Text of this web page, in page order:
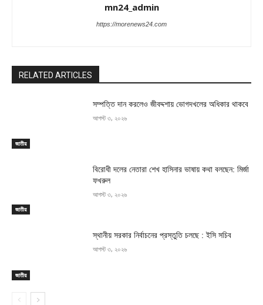
mn24_admin
https://morenews24.com
RELATED ARTICLES
জাতীয়
সম্পত্তি দান করলেও জীবদ্দশায় ভোগদখলের অধিকার থাকবে
আগস্ট ৩, ২০২৬
জাতীয়
বিরোধী দলের নেতারা শেখ হাসিনার ভাষায় কথা বলছেন: মির্জা
ফখরুল
আগস্ট ৩, ২০২৬
জাতীয়
স্থানীয় সরকার নির্বাচনের প্রস্তুতি চলছে : ইসি সচিব
আগস্ট ৩, ২০২৬